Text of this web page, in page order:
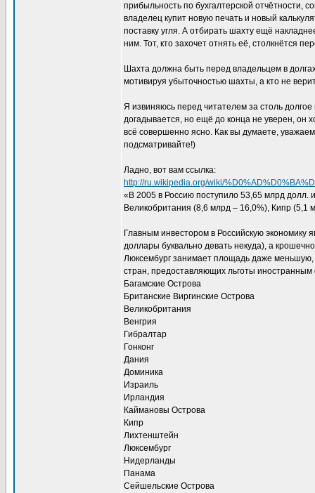
прибыльность по бухгалтерской отчётности,
владелец купит новую печать и новый
поставку угля. А отбирать шахту ещё
ним. Тот, кто захочет отнять её, столкнётся
Шахта должна быть перед владельцем в
мотивируя убыточностью шахты, а кто не
Я извиняюсь перед читателем за столь
догадывается, но ещё до конца не уверен, он
всё совершенно ясно. Как вы думаете,
подсматривайте!)
Ладно, вот вам ссылка:
http://ru.wikipedia.org/wiki/
«В 2005 в Россию поступило 53,65 млрд
Великобритания (8,6 млрд – 16,0%), Кипр (5,1
Главным инвестором в Российскую
доллары буквально девать некуда), а
Люксембург занимает площадь даже
стран, предоставляющих льготы
Багамские Острова
Британские Виргинские Острова
Великобритания
Венгрия
Гибралтар
Гонконг
Дания
Доминика
Израиль
Ирландия
Каймановы Острова
Кипр
Лихтенштейн
Люксембург
Нидерланды
Панама
Сейшельские Острова